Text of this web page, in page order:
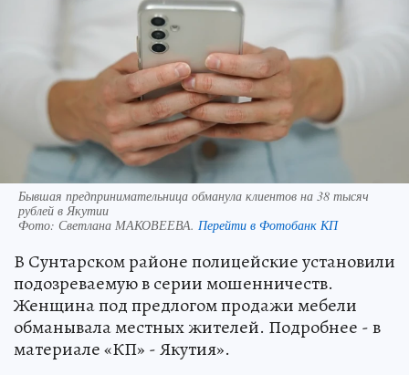
Бывшая предпринимательница обманула клиентов на 38 тысяч
рублей в Якутии
Фото: Светлана МАКОВЕЕВА. Перейти в Фотобанк КП
В Сунтарском районе полицейские установили
подозреваемую в серии мошенничеств.
Женщина под предлогом продажи мебели
обманывала местных жителей. Подробнее - в
материале «КП» - Якутия».